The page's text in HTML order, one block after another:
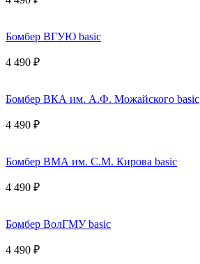
Бомбер ВГУЮ basic
4 490 ₽
Бомбер ВКА им. А.Ф. Можайского basic
4 490 ₽
Бомбер ВМА им. С.М. Кирова basic
4 490 ₽
Бомбер ВолГМУ basic
4 490 ₽